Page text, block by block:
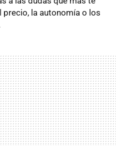
la autonomía o los